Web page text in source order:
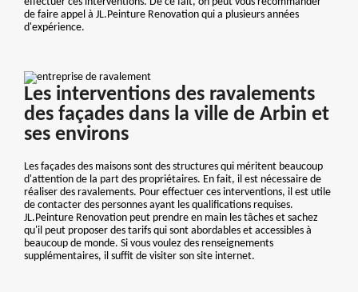
de faire appel à JL.Peinture Renovation qui a plusieurs années
d'expérience.
Les interventions des ravalements
des façades dans la ville de Arbin et
ses environs
Les façades des maisons sont des structures qui méritent beaucoup
d'attention de la part des propriétaires. En fait, il est nécessaire de
réaliser des ravalements. Pour effectuer ces interventions, il est utile
de contacter des personnes ayant les qualifications requises.
JL.Peinture Renovation peut prendre en main les tâches et sachez
qu'il peut proposer des tarifs qui sont abordables et accessibles à
beaucoup de monde. Si vous voulez des renseignements
supplémentaires, il suffit de visiter son site internet.